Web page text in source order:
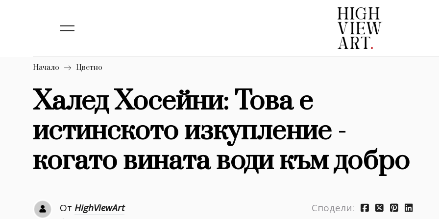
1633
Dialogue
Изкуство
4340
Красота
Дизайн 1272
Книги 1188
30+
1710
Начало Цветно
Халед Хосейни: Това е
истинското изкупление -
когато вината води към добро
От HighViewArt Сподели: